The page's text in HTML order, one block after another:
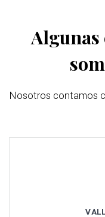
Algunas
Nosotros contamos